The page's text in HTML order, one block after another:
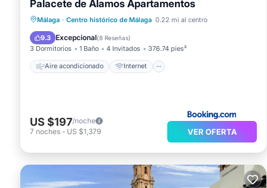
Palacete de Álamos Apartamentos
Málaga · Centro histórico de Málaga 0.22 mi al centro
9.3 Excepcional(8 Reseñas)
3 Dormitorios 1 Baño 4 Invitados 376.74 pies²
Aire acondicionado Internet
Aire acondicionado
Internet
Apto para niños
US $197/noche
7 noches - US $1,379 VER OFERTA